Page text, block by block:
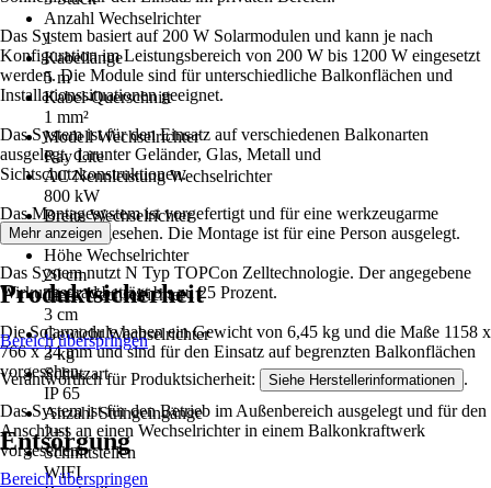
Anzahl Wechselrichter
1
Kabellänge
5 m
Kabel-Querschnitt
1 mm²
Modell Wechselrichter
Ray Lite
AC Nennleistung Wechselrichter
800 kW
Breite Wechselrichter
25 cm
Höhe Wechselrichter
20 cm
Tiefe Wechselrichter
3 cm
Gewicht Wechselrichter
3 kg
Schutzart
IP 65
Anzahl Stringeingänge
2+1
Schnittstellen
WIFI
Das System basiert auf 200 W Solarmodulen und kann je nach
Konfiguration im Leistungsbereich von 200 W bis 1200 W eingesetzt
werden. Die Module sind für unterschiedliche Balkonflächen und
Installationssituationen geeignet.
Das System ist für den Einsatz auf verschiedenen Balkonarten
ausgelegt, darunter Geländer, Glas, Metall und
Sichtschutzkonstruktionen.
Das Montagesystem ist vorgefertigt und für eine werkzeugarme
Installation vorgesehen. Die Montage ist für eine Person ausgelegt.
Das System nutzt N Typ TOPCon Zelltechnologie. Der angegebene
Wirkungsgrad beträgt bis zu 25 Prozent.
Die Solarmodule haben ein Gewicht von 6,45 kg und die Maße 1158 x
766 x 24 mm und sind für den Einsatz auf begrenzten Balkonflächen
vorgesehen.
Das System ist für den Betrieb im Außenbereich ausgelegt und für den
Anschluss an einen Wechselrichter in einem Balkonkraftwerk
vorgesehen.
Mehr anzeigen
Produktsicherheit
Bereich überspringen
Verantwortlich für Produktsicherheit: Siehe Herstellerinformationen .
Entsorgung
Bereich überspringen